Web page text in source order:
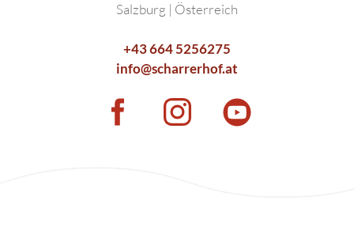
Salzburg | Österreich
+43 664 5256275
info@scharrerhof.at